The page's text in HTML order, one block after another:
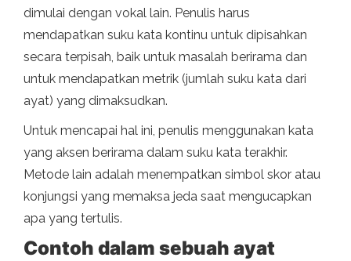
dimulai dengan vokal lain. Penulis harus
mendapatkan suku kata kontinu untuk dipisahkan
secara terpisah, baik untuk masalah berirama dan
untuk mendapatkan metrik (jumlah suku kata dari
ayat) yang dimaksudkan.
Untuk mencapai hal ini, penulis menggunakan kata
yang aksen berirama dalam suku kata terakhir.
Metode lain adalah menempatkan simbol skor atau
konjungsi yang memaksa jeda saat mengucapkan
apa yang tertulis.
Contoh dalam sebuah ayat